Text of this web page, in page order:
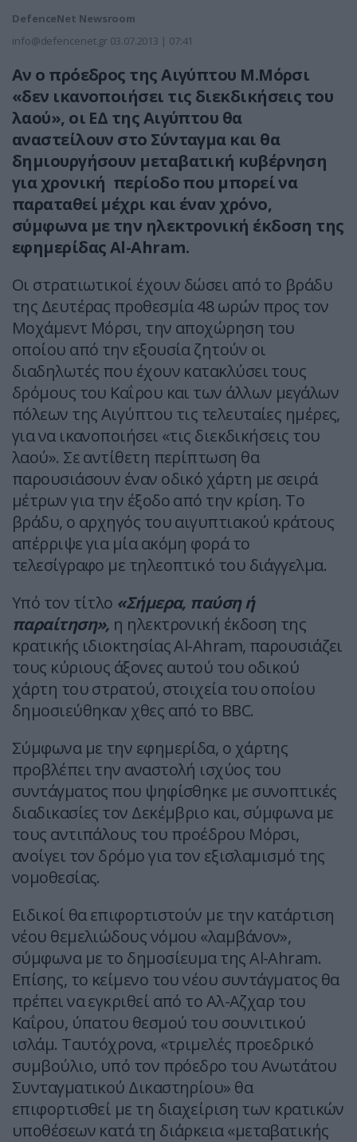
DefenceNet Newsroom
info@defencenet.gr 03.07.2013 | 07:41
Αν ο πρόεδρος της Αιγύπτου Μ.Μόρσι
«δεν ικανοποιήσει τις διεκδικήσεις του
λαού», οι ΕΔ της Αιγύπτου θα
αναστείλουν στο Σύνταγμα και θα
δημιουργήσουν μεταβατική κυβέρνηση
για χρονική περίοδο που μπορεί να
παραταθεί μέχρι και έναν χρόνο,
σύμφωνα με την ηλεκτρονική έκδοση της
εφημερίδας Al-Ahram.
Οι στρατιωτικοί έχουν δώσει από το βράδυ
της Δευτέρας προθεσμία 48 ωρών προς τον
Μοχάμεντ Μόρσι, την αποχώρηση του
οποίου από την εξουσία ζητούν οι
διαδηλωτές που έχουν κατακλύσει τους
δρόμους του Καΐρου και των άλλων μεγάλων
πόλεων της Αιγύπτου τις τελευταίες ημέρες,
για να ικανοποιήσει «τις διεκδικήσεις του
λαού». Σε αντίθετη περίπτωση θα
παρουσιάσουν έναν οδικό χάρτη με σειρά
μέτρων για την έξοδο από την κρίση. Το
βράδυ, ο αρχηγός του αιγυπτιακού κράτους
απέρριψε για μία ακόμη φορά το
τελεσίγραφο με τηλεοπτικό του διάγγελμα.
Υπό τον τίτλο «Σήμερα, παύση ή
παραίτηση», η ηλεκτρονική έκδοση της
κρατικής ιδιοκτησίας Al-Ahram, παρουσιάζει
τους κύριους άξονες αυτού του οδικού
χάρτη του στρατού, στοιχεία του οποίου
δημοσιεύθηκαν χθες από το BBC.
Σύμφωνα με την εφημερίδα, ο χάρτης
προβλέπει την αναστολή ισχύος του
συντάγματος που ψηφίσθηκε με συνοπτικές
διαδικασίες τον Δεκέμβριο και, σύμφωνα με
τους αντιπάλους του προέδρου Μόρσι,
ανοίγει τον δρόμο για τον εξισλαμισμό της
νομοθεσίας.
Ειδικοί θα επιφορτιστούν με την κατάρτιση
νέου θεμελιώδους νόμου «λαμβάνον»,
σύμφωνα με το δημοσίευμα της Al-Ahram.
Επίσης, το κείμενο του νέου συντάγματος θα
πρέπει να εγκριθεί από το Αλ-Αζχαρ του
Καΐρου, ύπατου θεσμού του σουνιτικού
ισλάμ. Ταυτόχρονα, «τριμελές προεδρικό
συμβούλιο, υπό τον πρόεδρο του Ανωτάτου
Συνταγματικού Δικαστηρίου» θα
επιφορτισθεί με τη διαχείριση των κρατικών
υποθέσεων κατά τη διάρκεια «μεταβατικής